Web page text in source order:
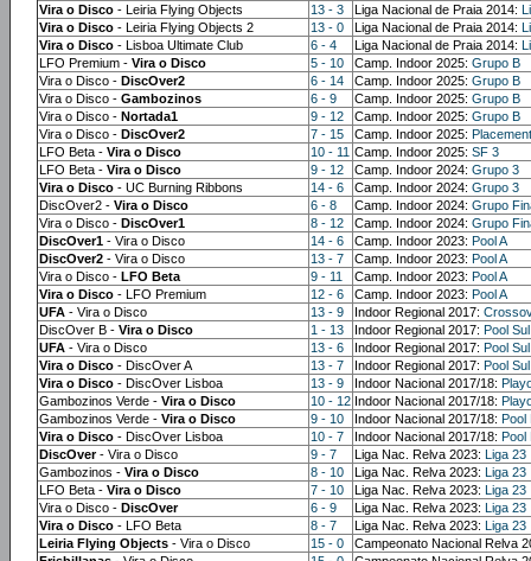
Vira o Disco - Leiria Flying Objects 13 - 3 Liga Nacional de Praia 2014:
Vira o Disco - Leiria Flying Objects 2 13 - 0 Liga Nacional de Praia 2014:
Vira o Disco - Lisboa Ultimate Club 6 - 4 Liga Nacional de Praia 2014:
LFO Premium - Vira o Disco 5 - 10 Camp. Indoor 2025: Grupo B
Vira o Disco - DiscOver2 6 - 14 Camp. Indoor 2025: Grupo B
Vira o Disco - Gambozinos 6 - 9 Camp. Indoor 2025: Grupo B
Vira o Disco - Nortada1 9 - 12 Camp. Indoor 2025: Grupo B
Vira o Disco - DiscOver2 7 - 15 Camp. Indoor 2025:
LFO Beta - Vira o Disco 10 - 11 Camp. Indoor 2025: SF 3
LFO Beta - Vira o Disco 9 - 12 Camp. Indoor 2024: Grupo 3
Vira o Disco - UC Burning Ribbons 14 - 6 Camp. Indoor 2024: Grupo 3
DiscOver2 - Vira o Disco 6 - 8 Camp. Indoor 2024: Grupo
Vira o Disco - DiscOver1 8 - 12 Camp. Indoor 2024: Grupo
DiscOver1 - Vira o Disco 14 - 6 Camp. Indoor 2023: Pool A
DiscOver2 - Vira o Disco 13 - 7 Camp. Indoor 2023: Pool A
Vira o Disco - LFO Beta 9 - 11 Camp. Indoor 2023: Pool A
Vira o Disco - LFO Premium 12 - 6 Camp. Indoor 2023: Pool A
UFA - Vira o Disco 13 - 9 Indoor Regional 2017:
DiscOver B - Vira o Disco 1 - 13 Indoor Regional 2017: Pool Sul
UFA - Vira o Disco 13 - 6 Indoor Regional 2017: Pool Sul
Vira o Disco - DiscOver A 13 - 7 Indoor Regional 2017: Pool Sul
Vira o Disco - DiscOver Lisboa 13 - 9 Indoor Nacional 2017/18:
Gambozinos Verde - Vira o Disco 10 - 12 Indoor Nacional 2017/18:
Gambozinos Verde - Vira o Disco 9 - 10 Indoor Nacional 2017/18: Pool
Vira o Disco - DiscOver Lisboa 10 - 7 Indoor Nacional 2017/18: Pool
DiscOver- Vira o Disco 9 - 7 Liga Nac. Relva 2023: Liga 23
Gambozinos - Vira o Disco 8 - 10 Liga Nac. Relva 2023: Liga 23
LFO Beta - Vira o Disco 7 - 10 Liga Nac. Relva 2023: Liga 23
Vira o Disco - DiscOver 6 - 9 Liga Nac. Relva 2023: Liga 23
Vira o Disco - LFO Beta 8 - 7 Liga Nac. Relva 2023: Liga 23
Leiria Flying Objects - Vira o Disco 15 - 0
Campeonato Nacional Relva